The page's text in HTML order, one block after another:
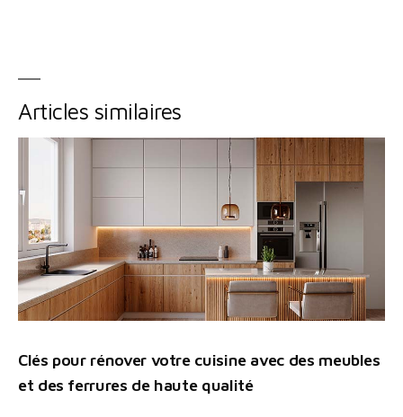
Articles similaires
Clés pour rénover votre cuisine avec des meubles
et des ferrures de haute qualité